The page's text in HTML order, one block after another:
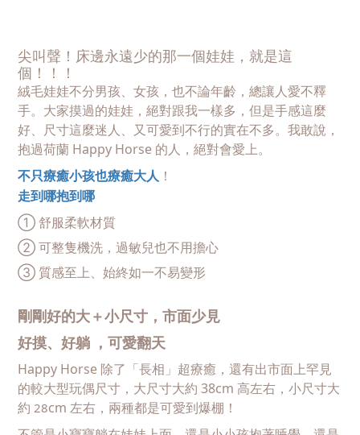
尖叫聲！床邊永遠少的那一個娃娃，就是這
個！！！
絨毛娃娃不分男孩、女孩，也不論年齡，總讓人愛不釋
手。大家摸過的娃娃，絕對跟我一樣多，但是手感這麼
好、尺寸這麼迷人、又可愛到不行的實在不多。我敢說，
抱過荷蘭 Happy Horse 的人，絕對會愛上。
不只療癒小孩也療癒大人 ！
走到哪抱到哪
① 舒服柔軟材質
② 可整隻機洗，過敏兒也不用擔心
③ 質感至上、始終如一不易變形
剛剛好的大＋小尺寸，市面少見
好摸、好躺 ，可愛翻天
Happy Horse 除了「長相」超療癒，還有出市面上罕見
的較大型玩偶尺寸，大尺寸大約 38cm 高左右，小尺寸大
約 28cm 左右，兩種都是可愛到爆棚！